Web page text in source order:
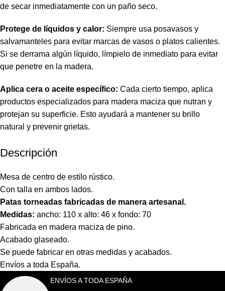
de secar inmediatamente con un paño seco.
Protege de líquidos y calor: Siempre usa posavasos y
salvamanteles para evitar marcas de vasos o platos calientes.
Si se derrama algún líquido, límpielo de inmediato para evitar
que penetre en la madera.
Aplica cera o aceite específico: Cada cierto tiempo, aplica
productos especializados para madera maciza que nutran y
protejan su superficie. Esto ayudará a mantener su brillo
natural y prevenir grietas.
Descripción
Mesa de centro de estilo rústico.
Con talla en ambos lados.
Patas torneadas fabricadas de manera artesanal.
Medidas: ancho: 110 x alto: 46 x fondo: 70
Fabricada en madera maciza de pino.
Acabado glaseado.
Se puede fabricar en otras medidas y acabados.
Envíos a toda España.
ENVÍOS A TODA ESPAÑA